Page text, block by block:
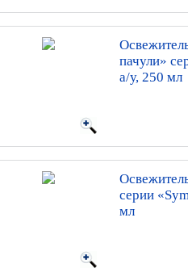
пачули»
а/у, 250 мл
серии
мл